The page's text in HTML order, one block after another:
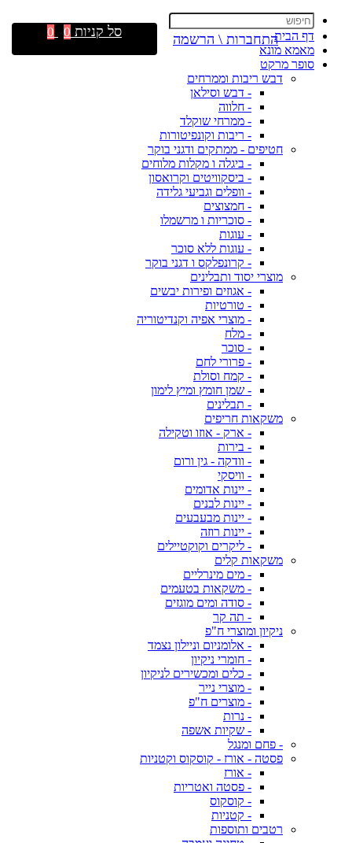
דף הבית
מאמא מונא
סופר מרקט
דבש ריבות וממרחים
- דבש וסילאן
- חלווה
- ממרחי שוקלד
- ריבות וקונפיטורות
חטיפים - ממתקים ודגני בוקר
- ביגלה ו מקלות מלוחים
- ביסקוויטים וקרואסון
- וופלים וגביעי גלידה
- חמצוצים
- סוכריות ו מרשמלו
- עוגות
- עוגות ללא סוכר
- קרונפלקס ו דגני בוקר
מוצרי יסוד ותבלינים
- אגוזים ופירות יבשים
- טורטיות
- מוצרי אפיה וקנדיטוריה
- מלח
- סוכר
- פרורי לחם
- קמח וסולת
- שמן חומץ ומיץ לימון
- תבלינים
משקאות חריפים
- ארק - אוזו וטקילה
- בירות
- וודקה - גין ורום
- וויסקי
- יינות אדומים
- יינות לבנים
- יינות מבעבעים
- יינות רוזה
- ליקרים וקוקטיילים
משקאות קלים
- מים מינרליים
- משקאות בטעמים
- סודה ומים מוגזים
- תה קר
ניקיון ומוצרי ח"פ
- אלומניום וניילון נצמד
- חומרי ניקיון
- כלים ומכשירים לניקיון
- מוצרי נייר
- מוצרים ח"פ
- נרות
- שקיות אשפה
- פחם ומנגל
פסטה - אורז - קוסקוס וקטניות
- אורז
- פסטה ואטריות
- קוסקוס
- קטניות
רטבים ותוספות
התחברות \ הרשמה סל קניות 0
0